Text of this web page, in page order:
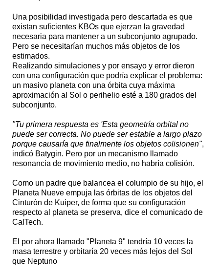
Una posibilidad investigada pero descartada es que
existan suficientes KBOs que ejerzan la gravedad
necesaria para mantener a un subconjunto agrupado.
Pero se necesitarían muchos más objetos de los
estimados.
Realizando simulaciones y por ensayo y error dieron
con una configuración que podría explicar el problema:
un masivo planeta con una órbita cuya máxima
aproximación al Sol o perihelio esté a 180 grados del
subconjunto.
"Tu primera respuesta es 'Esta geometría orbital no
puede ser correcta. No puede ser estable a largo plazo
porque causaría que finalmente los objetos colisionen",
indicó Batygin. Pero por un mecanismo llamado
resonancia de movimiento medio, no habría colisión.
Como un padre que balancea el columpio de su hijo, el
Planeta Nueve empuja las órbitas de los objetos del
Cinturón de Kuiper, de forma que su configuración
respecto al planeta se preserva, dice el comunicado de
CalTech.
El por ahora llamado "Planeta 9" tendría 10 veces la
masa terrestre y orbitaría 20 veces más lejos del Sol
que Neptuno